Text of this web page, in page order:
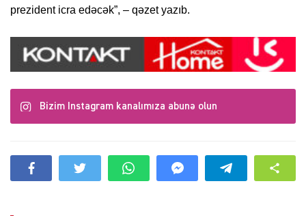
prezident icra edəcək”, – qəzet yazıb.
Bizim Instagram kanalımıza abunə olun